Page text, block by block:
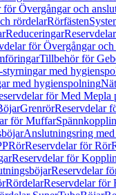
för Övergångar och
rördelarRörfästen
Reduceringar
för Övergångar
Tillbehör för
med
med hygienspolning
för Med Mepla
GrenrörReservdelar
för Muffar
Anslutningsring
RörReservdelar för Rör
Reservdelar för
Reservdelar
RördelarReservdelar för